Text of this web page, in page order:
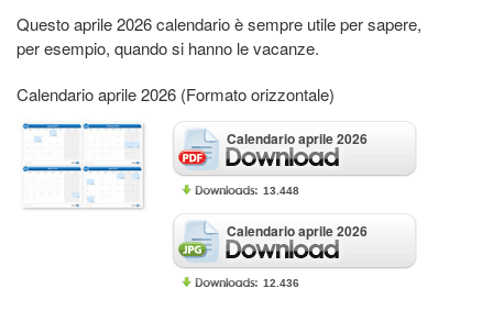
Questo aprile 2026 calendario è sempre utile per sapere,
per esempio, quando si hanno le vacanze.
Calendario aprile 2026 (Formato orizzontale)
Calendario aprile 2026
13.448
Calendario aprile 2026
12.436